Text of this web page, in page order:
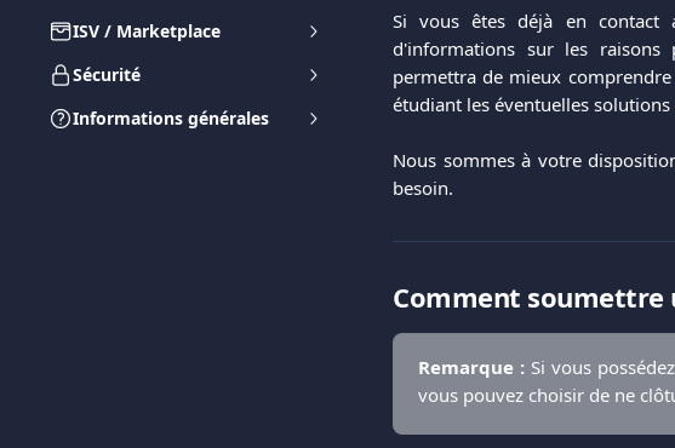
ISV / Marketplace
Sécurité
Informations générales
Si vous êtes déjà en contact
d'informations sur les raisons
permettra de mieux
étudiant les éventuelles
Nous sommes à votre
besoin.
Comment soumettre
Remarque : Si vous
vous pouvez choisir de ne